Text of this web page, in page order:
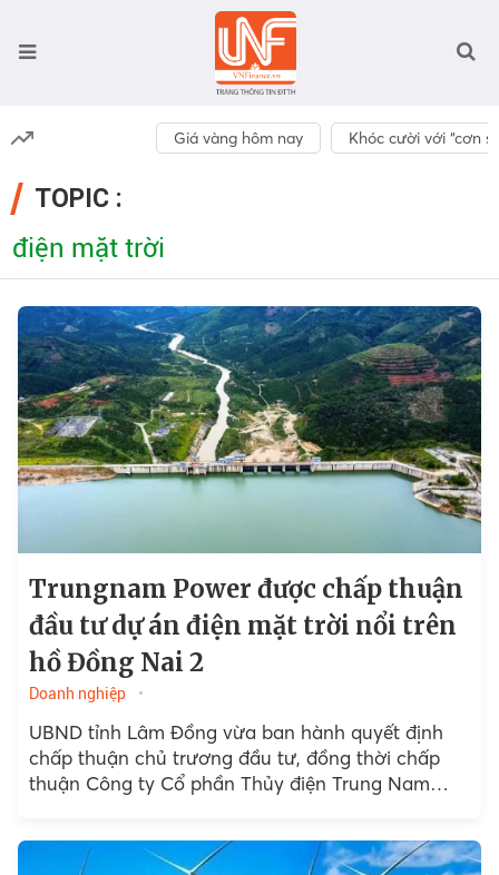
Giá vàng hôm nay Khóc cười với “cơn
TOPIC :
điện mặt trời
Trungnam Power được chấp thuận
đầu tư dự án điện mặt trời nổi trên
hồ Đồng Nai 2
Doanh nghiệp
UBND tỉnh Lâm Đồng vừa ban hành quyết định
chấp thuận chủ trương đầu tư, đồng thời chấp
thuận Công ty Cổ phần Thủy điện Trung Nam